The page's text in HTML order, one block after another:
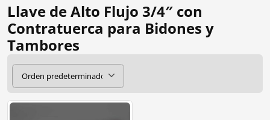
Llave de Alto Flujo 3/4″ con
Contratuerca para Bidones y
Tambores